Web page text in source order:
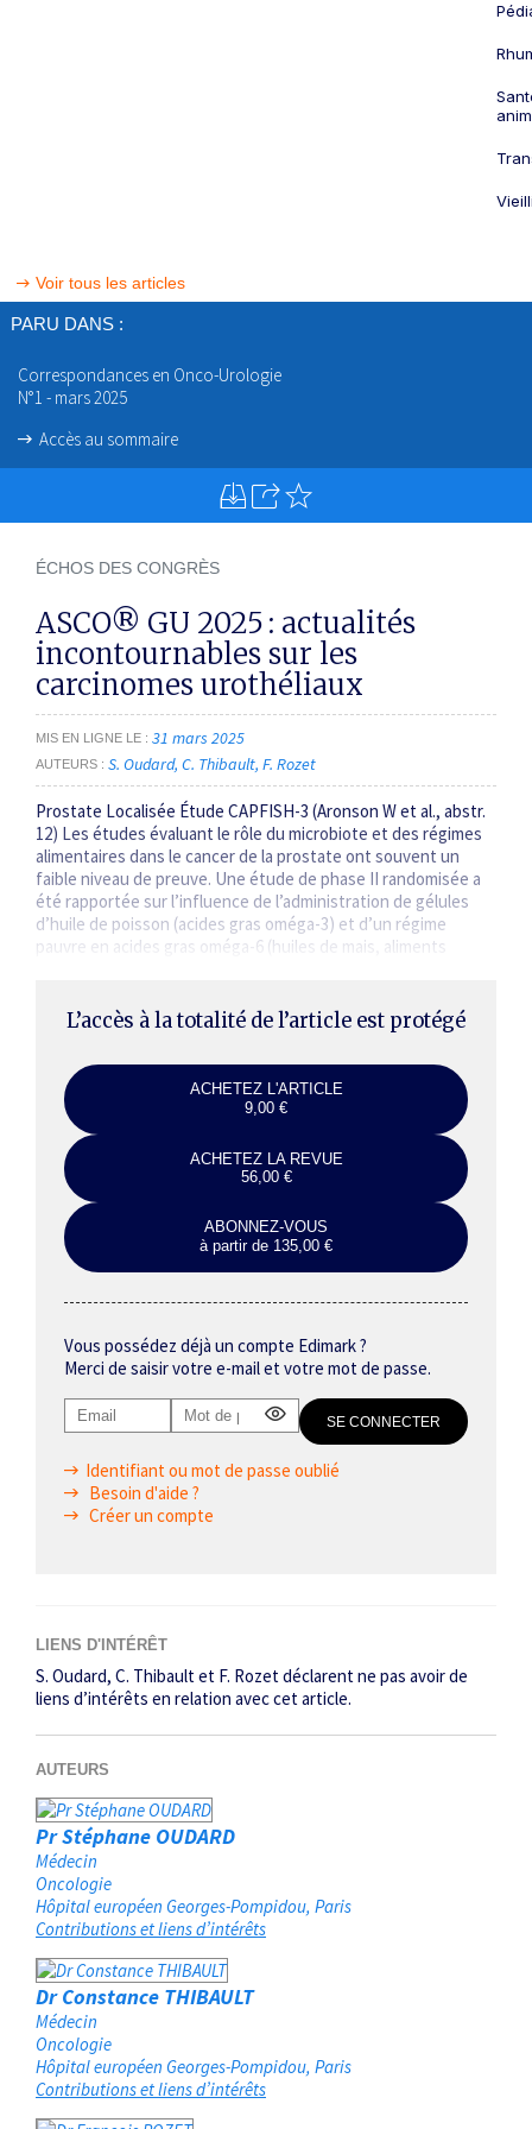
Voir tous les articles
PARU DANS :
Correspondances en Onco-Urologie
N°1 - mars 2025
Accès au sommaire
ÉCHOS DES CONGRÈS
ASCO® GU 2025 : actualités
incontournables sur les
carcinomes urothéliaux
MIS EN LIGNE LE 31 mars 2025
AUTEURS S. Oudard C. Thibault F. Rozet
Prostate Localisée Étude CAPFISH-3 (Aronson W et al., abstr.
12) Les études évaluant le rôle du microbiote et des régimes
alimentaires dans le cancer de la prostate ont souvent un
faible niveau de preuve. Une étude de phase II randomisée a
été rapportée sur l’influence de l’administration de gélules
d’huile de poisson (acides gras oméga-3) et d’un régime
pauvre en acides gras oméga-6 (huiles de mais, aliments
L’accès à la totalité de l’article est protégé
ACHETEZ L'ARTICLE
9,00 €
ACHETEZ LA REVUE
56,00 €
ABONNEZ-VOUS
à partir de 135,00 €
Vous possédez déjà un compte Edimark ?
Merci de saisir votre e-mail et votre mot de passe.
Identifiant ou mot de passe oublié
Besoin d'aide ?
Créer un compte
LIENS D'INTÉRÊT
S. Oudard, C. Thibault et F. Rozet déclarent ne pas avoir de
liens d’intérêts en relation avec cet article.
AUTEURS
Pr Stéphane OUDARD
Médecin
Oncologie
Hôpital européen Georges-Pompidou Paris
Contributions et liens d’intérêts
Dr Constance THIBAULT
Médecin
Oncologie
Hôpital européen Georges-Pompidou Paris
Contributions et liens d’intérêts